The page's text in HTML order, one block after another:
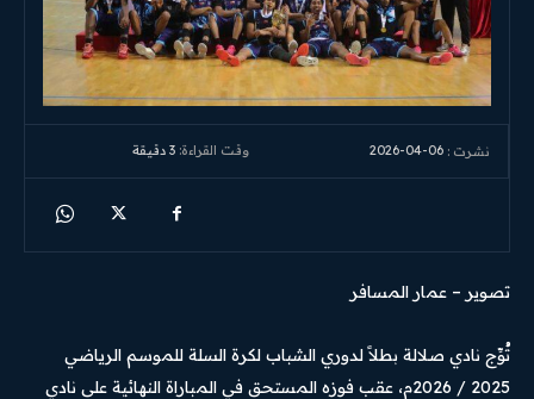
نشرت : 2026-04-06 وقت القراءة: 3 دقيقة
تصوير – عمار المسافر
تُوِّج نادي صلالة بطلاً لدوري الشباب لكرة السلة للموسم الرياضي
2025 / 2026م، عقب فوزه المستحق في المباراة النهائية على نادي